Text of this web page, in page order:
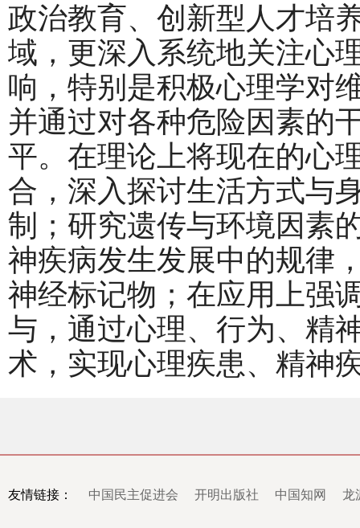
政治教育、创新型人才培
域，更深入系统地关注心
响，特别是积极心理学对
并通过对各种危险因素的
平。在理论上将现在的心
合，深入探讨生活方式与
制；研究遗传与环境因素
神疾病发生发展中的规律
神经标记物；在应用上强
与，通过心理、行为、精
术，实现心理疾患、精神
友情链接： 中国民主促进会 开明出版社 中国知网 龙